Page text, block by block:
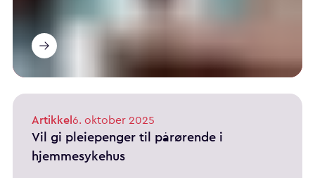
Artikkel6. oktober 2025
Vil gi pleiepenger til pårørende i
hjemmesykehus